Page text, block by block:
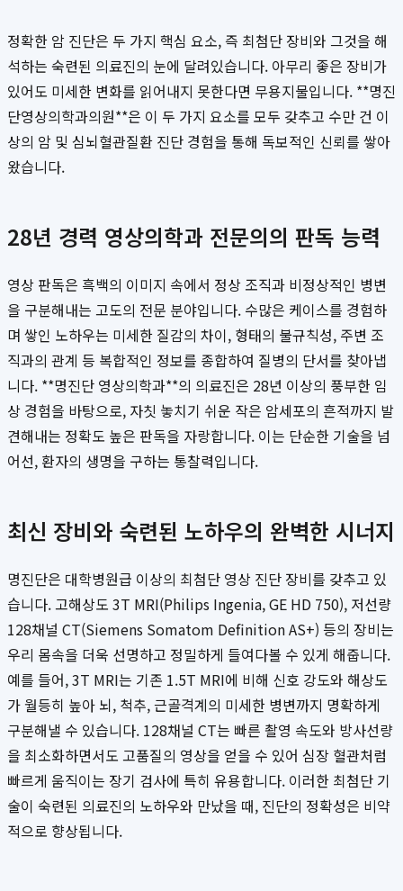
정확한 암 진단은 두 가지 핵심 요소, 즉 최첨단 장비와 그것을 해
석하는 숙련된 의료진의 눈에 달려있습니다. 아무리 좋은 장비가
있어도 미세한 변화를 읽어내지 못한다면 무용지물입니다. **명진
단영상의학과의원**은 이 두 가지 요소를 모두 갖추고 수만 건 이
상의 암 및 심뇌혈관질환 진단 경험을 통해 독보적인 신뢰를 쌓아
왔습니다.
28년 경력 영상의학과 전문의의 판독 능력
영상 판독은 흑백의 이미지 속에서 정상 조직과 비정상적인 병변
을 구분해내는 고도의 전문 분야입니다. 수많은 케이스를 경험하
며 쌓인 노하우는 미세한 질감의 차이, 형태의 불규칙성, 주변 조
직과의 관계 등 복합적인 정보를 종합하여 질병의 단서를 찾아냅
니다. **명진단 영상의학과**의 의료진은 28년 이상의 풍부한 임
상 경험을 바탕으로, 자칫 놓치기 쉬운 작은 암세포의 흔적까지 발
견해내는 정확도 높은 판독을 자랑합니다. 이는 단순한 기술을 넘
어선, 환자의 생명을 구하는 통찰력입니다.
최신 장비와 숙련된 노하우의 완벽한 시너지
명진단은 대학병원급 이상의 최첨단 영상 진단 장비를 갖추고 있
습니다. 고해상도 3T MRI(Philips Ingenia, GE HD 750), 저선량
128채널 CT(Siemens Somatom Definition AS+) 등의 장비는
우리 몸속을 더욱 선명하고 정밀하게 들여다볼 수 있게 해줍니다.
예를 들어, 3T MRI는 기존 1.5T MRI에 비해 신호 강도와 해상도
가 월등히 높아 뇌, 척추, 근골격계의 미세한 병변까지 명확하게
구분해낼 수 있습니다. 128채널 CT는 빠른 촬영 속도와 방사선량
을 최소화하면서도 고품질의 영상을 얻을 수 있어 심장 혈관처럼
빠르게 움직이는 장기 검사에 특히 유용합니다. 이러한 최첨단 기
술이 숙련된 의료진의 노하우와 만났을 때, 진단의 정확성은 비약
적으로 향상됩니다.